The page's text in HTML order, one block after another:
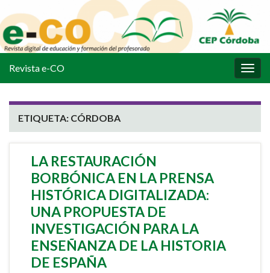
la
Revista e-CO
ETIQUETA: CÓRDOBA
LA RESTAURACIÓN
BORBÓNICA EN LA PRENSA
HISTÓRICA DIGITALIZADA:
UNA PROPUESTA DE
INVESTIGACIÓN PARA LA
ENSEÑANZA DE LA HISTORIA
DE ESPAÑA